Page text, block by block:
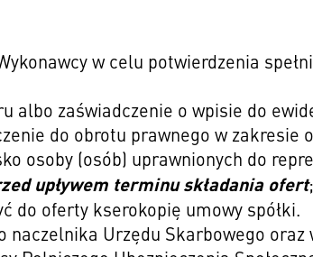
w celu potwierdzenia
albo zaświadczenie o wpisie do
do obrotu prawnego w zakresie
osoby (osób) uprawnionych do
upływem terminu składania ofert
do oferty kserokopię umowy spółki.
naczelnika Urzędu Skarbowego oraz